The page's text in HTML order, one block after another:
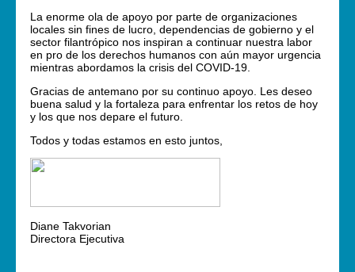
La enorme ola de apoyo por parte de organizaciones
locales sin fines de lucro, dependencias de gobierno y el
sector filantrópico nos inspiran a continuar nuestra labor
en pro de los derechos humanos con aún mayor urgencia
mientras abordamos la crisis del COVID-19.
Gracias de antemano por su continuo apoyo. Les deseo
buena salud y la fortaleza para enfrentar los retos de hoy
y los que nos depare el futuro.
Todos y todas estamos en esto juntos,
Diane Takvorian
Directora Ejecutiva